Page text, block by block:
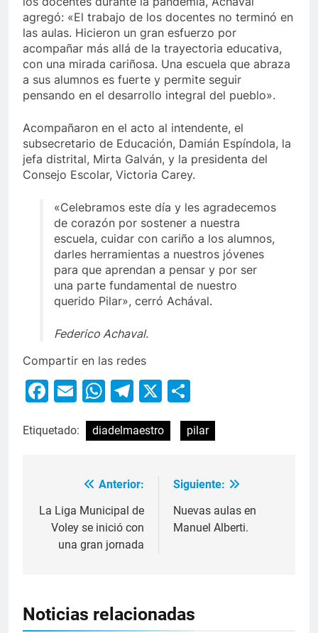
agregó: «El trabajo de los docentes no terminó en
las aulas. Hicieron un gran esfuerzo por
acompañar más allá de la trayectoria educativa,
con una mirada cariñosa. Una escuela que abraza
a sus alumnos es fuerte y permite seguir
pensando en el desarrollo integral del pueblo».
Acompañaron en el acto al intendente, el
subsecretario de Educación, Damián Espíndola, la
jefa distrital, Mirta Galván, y la presidenta del
Consejo Escolar, Victoria Carey.
«Celebramos este día y les agradecemos
de corazón por sostener a nuestra
escuela, cuidar con cariño a los alumnos,
darles herramientas a nuestros jóvenes
para que aprendan a pensar y por ser
una parte fundamental de nuestro
querido Pilar», cerró Achával.
Federico Achaval.
Compartir en las redes
Facebook
EmailWhatsApp
Telegram
X
Etiquetado: diadelmaestro pilar
Anterior:
La Liga Municipal de
Voley se inició con
una gran jornada
Siguiente:
Nuevas aulas en
Manuel Alberti.
Noticias relacionadas